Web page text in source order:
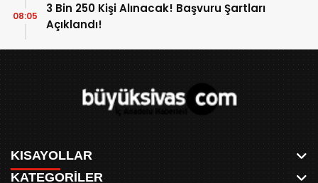
3 Bin 250 Kişi Alınacak! Başvuru Şartları
Açıklandı!
08:05
KISAYOLLAR
KATEGORİLER